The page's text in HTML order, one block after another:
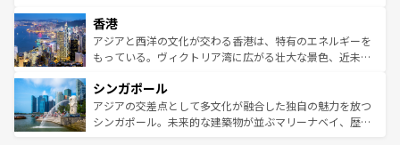
とつ。フォーやバインミー、ベトナムコーヒーなどは、ぜ
ひ現地で味わいたい。どの地域を訪れてもあたたかい人々
が旅行者を迎えてくれるので、きっと忘れられない旅にな
参照してほしい。
の活気が交差している。北部ではチェンマイなどの山岳地
帯で自然と触れ合い、南部ではプーケットやクラビの美し
いビーチでリゾート気分を楽しむことができる。タイ料理
激する。気候は一年中温暖で、どの季節にも異なる楽しみ
が待っている。親しみやすいタイの人々、仏教を中心とし
た文化、そして多様な観光資源が、訪れる旅人を魅了し続
香港
アジアと西洋の文化が交わる香港は、特有のエネルギーを
もっている。ヴィクトリア湾に広がる壮大な景色、近未来
み、どこを訪れても感動するはず。観光スポットが密集し
ており、効率よく見どころを回れるのも魅力。息をのむよ
うな絶景から文化的な体験まで、香港を存分に楽しみ尽く
シンガポール
アジアの交差点として多文化が融合した独自の魅力を放つ
シンガポール。未来的な建築物が並ぶマリーナベイ、歴史